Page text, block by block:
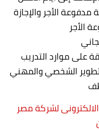
مدفوعة الأجر والإجازة
الأجر
على موارد التدريب
الشخصي والمهني
لشركة مصر